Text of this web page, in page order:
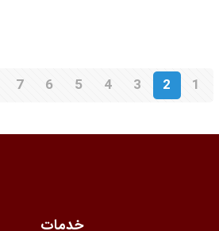
1
2
3
4
5
6
7
خدمات